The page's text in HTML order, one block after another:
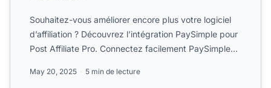
Souhaitez-vous améliorer encore plus votre logiciel
d’affiliation ? Découvrez l’intégration PaySimple pour
Post Affiliate Pro. Connectez facilement PaySimple
May 20, 2025 5 min de lecture